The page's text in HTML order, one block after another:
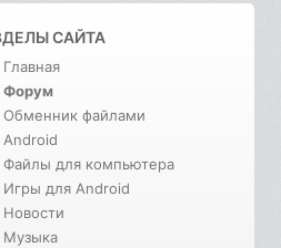
САЙТА
Главная
Форум
Обменник файлами
Android
Файлы для компьютера
Игры для Android
Новости
Музыка